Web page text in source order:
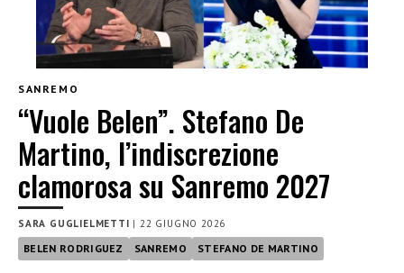
SANREMO
“Vuole Belen”. Stefano De
Martino, l’indiscrezione
clamorosa su Sanremo 2027
SARA GUGLIELMETTI |22 GIUGNO 2026
BELEN RODRIGUEZ SANREMO STEFANO DE MARTINO